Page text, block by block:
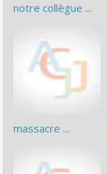
notre collègue ...
massacre ...